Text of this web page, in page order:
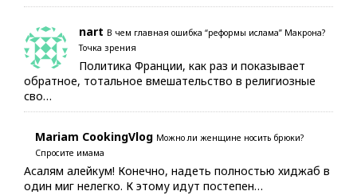
nart В чем главная ошибка “реформы ислама” Макрона?
Точка зрения
Политика Франции, как раз и показывает
обратное, тотальное вмешательство в религиозные
сво…
Mariam CookingVlog Можно ли женщине носить брюки?
Спросите имама
Асалям алейкум! Конечно, надеть полностью хиджаб в
один миг нелегко. К этому идут постепен…